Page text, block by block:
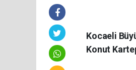
Kocaeli
Konut